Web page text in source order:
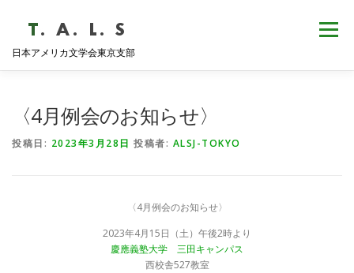
ツ
日本アメリカ文学会東京支部
メニュー
〈4月例会のお知らせ〉
投稿日: 2023年3月28日 投稿者: ALSJ-TOKYO
〈4月例会のお知らせ〉
2023年4月15日（土）午後2時より
慶應義塾大学 三田キャンパス
西校舎527教室